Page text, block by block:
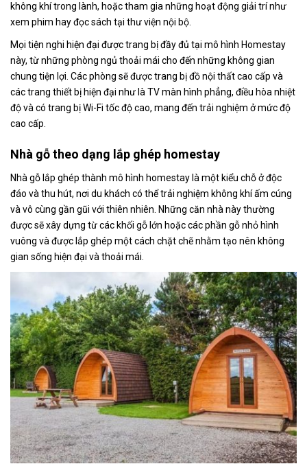
không khí trong lành, hoặc tham gia những hoạt động giải trí như
xem phim hay đọc sách tại thư viện nội bộ.
Mọi tiện nghi hiện đại được trang bị đầy đủ tại mô hình Homestay
này, từ những phòng ngủ thoải mái cho đến những không gian
chung tiện lợi. Các phòng sẽ được trang bị đồ nội thất cao cấp và
các trang thiết bị hiện đại như là TV màn hình phẳng, điều hòa nhiệt
độ và có trang bị Wi-Fi tốc độ cao, mang đến trải nghiệm ở mức độ
cao cấp.
Nhà gỗ theo dạng lắp ghép homestay
Nhà gỗ lắp ghép thành mô hình homestay là một kiểu chỗ ở độc
đáo và thu hút, nơi du khách có thể trải nghiệm không khí ấm cúng
và vô cùng gần gũi với thiên nhiên. Những căn nhà này thường
được sẽ xây dựng từ các khối gỗ lớn hoặc các phần gỗ nhỏ hình
vuông và được lắp ghép một cách chặt chẽ nhằm tạo nên không
gian sống hiện đại và thoải mái.